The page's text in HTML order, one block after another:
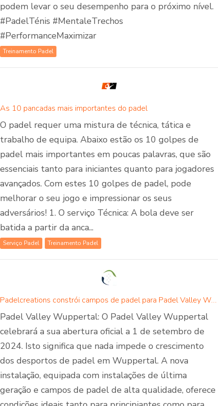
podem levar o seu desempenho para o próximo nível.
#PadelTénis #MentaleTrechos
#PerformanceMaximizar
Treinamento Padel
As 10 pancadas mais importantes do padel
O padel requer uma mistura de técnica, tática e
trabalho de equipa. Abaixo estão os 10 golpes de
padel mais importantes em poucas palavras, que são
essenciais tanto para iniciantes quanto para jogadores
avançados. Com estes 10 golpes de padel, pode
melhorar o seu jogo e impressionar os seus
adversários! 1. O serviço Técnica: A bola deve ser
batida a partir da anca...
Serviço Padel Treinamento Padel
Padelcreations constrói campos de padel para Padel Valley Wuppertal - abertura a 01 de setembro de 2024
Padel Valley Wuppertal: O Padel Valley Wuppertal
celebrará a sua abertura oficial a 1 de setembro de
2024. Isto significa que nada impede o crescimento
dos desportos de padel em Wuppertal. A nova
instalação, equipada com instalações de última
geração e campos de padel de alta qualidade, oferece